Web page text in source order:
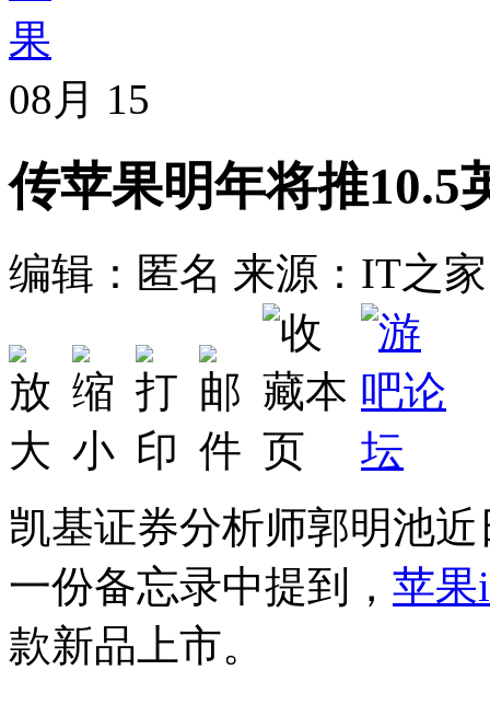
08月 15
传苹果明年将推10.5
编辑：匿名 来源：IT之家
凯基证券分析师郭明池
一份备忘录中提到， 苹果
款新品上市。